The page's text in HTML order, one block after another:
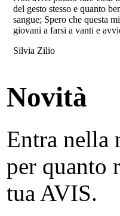
del gesto stesso e quanto
sangue; Spero che questa
giovani a farsi a vanti e
Silvia Zilio
Novità
Entra nella
per quanto
tua AVIS.